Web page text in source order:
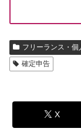
フリーランス・個
確定申告
X